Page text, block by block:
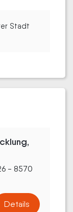
Stadt
- 8570
Details